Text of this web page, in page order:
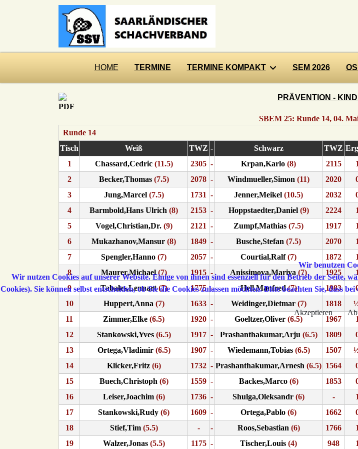
HOME TERMINE TERMINE KOMPAKT SEM 2026
PRÄVENTION -
SBEM 25: Runde 14, 04.
Runde 14
Tisch
Weiß TWZ - Schwarz TWZ
1
Chassard,Cedric(11.5) 2305 - Krpan,Karlo (8) 2115
2
Becker,Thomas(7.5) 2078 - Windmueller,Simon (11) 2020
3
Jung,Marcel(7.5) 1731 - Jenner,Meikel (10.5) 2032
4
Barmbold,Hans Ulrich (8) 2153 - Hoppstaedter,Daniel(9) 2224
5
Vogel,Christian,Dr.(9) 2121 - Zumpf,Mathias (7.5) 1917
6
Mukazhanov,Mansur (8) 1849 - Busche,Stefan (7.5) 2070
7
Spengler,Hanno (7) 2057 - Courtial,Ralf(7) 1872
8
Maurer,Michael(7) 1915 - Anissimova,Mariya (7) 1925
9
Tabales,Lennart(7) 1775 - Hell,Manfred(7) 1983
10
Huppert,Anna (7) 1633 - Weidinger,Dietmar(7) 1818
11
Zimmer,Elke (6.5) 1920 - Goeltzer,Oliver (6.5) 1967
12
Stankowski,Yves(6.5) 1917 - Prashanthakumar,Arju (6.5) 1809
13
Ortega,Vladimir(6.5) 1907 - Wiedemann,Tobias(6.5) 1507
14
Klicker,Fritz(6) 1732 - Prashanthakumar,Arnesh (6.5) 1564
15
Buech,Christoph (6) 1559 - Backes,Marco(6) 1853
16
Leiser,Joachim(6) 1736 - Shulga,Oleksandr (6) -
17
Stankowski,Rudy (6) 1609 - Ortega,Pablo (6) 1662
18
Stief,Tim(5.5) - - Roos,Sebastian (6) 1766
19
Walzer,Jonas(5.5) 1175 - Tischer,Louis (4) 948
Wir benutzen
Wir nutzen Cookies auf unserer Website. Einige von ihnen sind essenziell für den Betrieb der Seite,
Cookies). Sie können selbst entscheiden, ob Sie die Cookies zulassen möchten. Bitte beachten Sie,
Akzeptieren